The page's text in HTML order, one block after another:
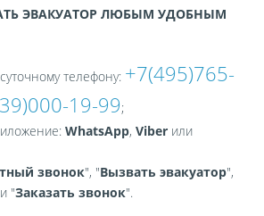
ЭВАКУАТОР ЛЮБЫМ УДОБНЫМ
телефону: +7(495)765-
19-99;
WhatsApp, Viber или
звонок", "Вызвать эвакуатор",
"Заказать звонок".